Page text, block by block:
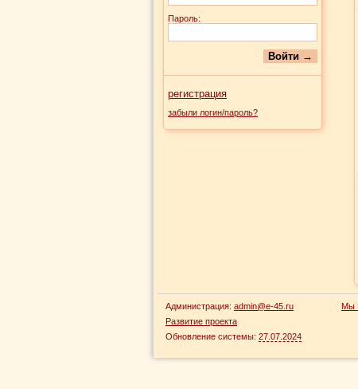
Пароль:
регистрация
забыли логин/пароль?
Администрация: admin@e-45.ru
Развитие проекта
Обновление системы: 27.07.2024
Мы